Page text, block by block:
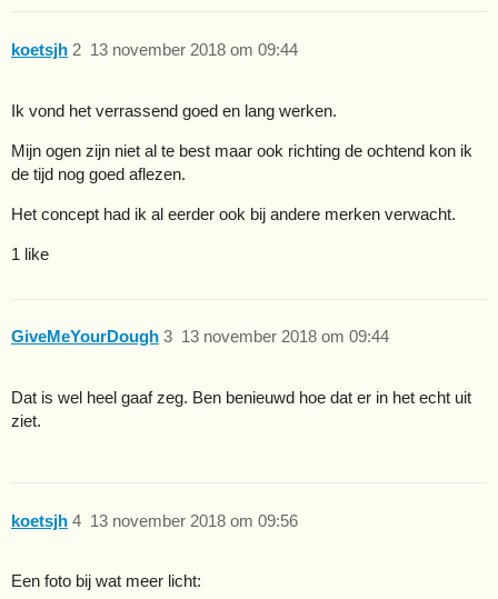
koetsjh 13 november 2018 om 09:44
2
Ik vond het verrassend goed en lang werken.
Mijn ogen zijn niet al te best maar ook richting de ochtend kon ik
de tijd nog goed aflezen.
Het concept had ik al eerder ook bij andere merken verwacht.
1 like
GiveMeYourDough 13 november 2018 om 09:44
3
Dat is wel heel gaaf zeg. Ben benieuwd hoe dat er in het echt uit
ziet.
koetsjh 13 november 2018 om 09:56
4
Een foto bij wat meer licht: